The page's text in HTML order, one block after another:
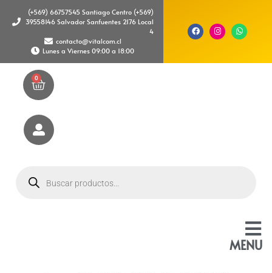
(+569) 66757545 Santiago Centro (+569)
39558146 Salvador Sanfuentes 2176 Local
4
contacto@vitalcom.cl
Lunes a Viernes 09:00 a 18:00
MENU
0